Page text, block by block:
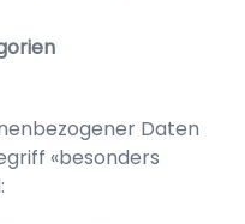
Daten
«besonders